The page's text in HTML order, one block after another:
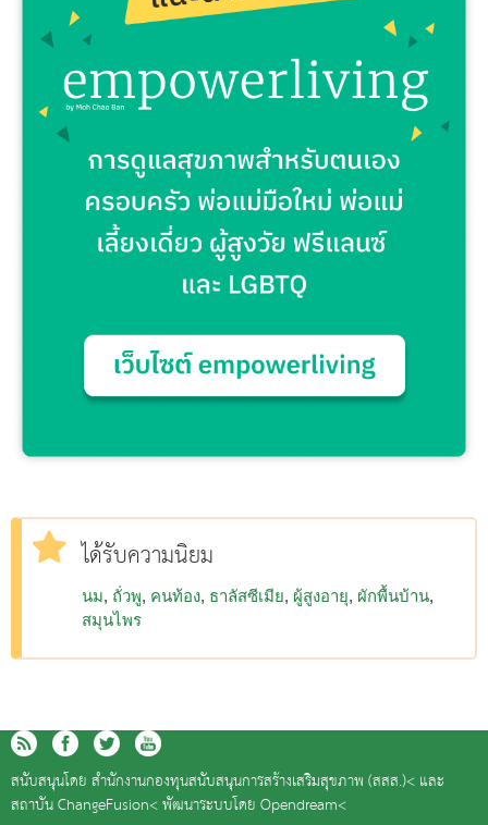
ได้รับความนิยม
นม ถั่วพู คนท้อง ธาลัสซีเมีย ผู้สูงอายุ ผักพื้นบ้าน
สมุนไพร
สนับสนุนโดย สำนักงานกองทุนสนับสนุนการสร้างเสริมสุขภาพ (สสส.)< และ
สถาบัน ChangeFusion<พัฒนาระบบโดย Opendream<